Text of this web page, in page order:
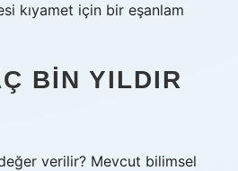
kıyamet için bir eşanlam
BIN YILDIR
değer verilir? Mevcut bilimsel